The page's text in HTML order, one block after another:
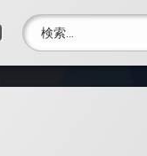
RSS
検索: